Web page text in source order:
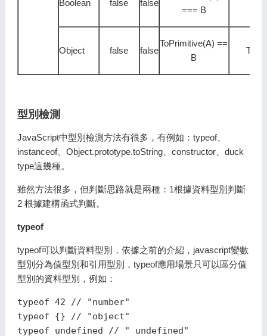
Boolean false false
=== B
Object false false
ToPrimitive(A) ==
B
型別檢測
JavaScript中型別檢測方法有很多，有例如：typeof、
instanceof、Object.prototype.toString、constructor、duck
type這幾種。
雖然方法很多，但判斷思路就是兩種：1根據資料型別判斷
2 根據建構函式判斷。
typeof
typeof可以判斷資料型別，依據之前的介紹，javascript變數
型別分為值型別和引用型別，typeof應用場景只可以區分值
型別的資料型別，例如：
typeof 42 // "number"
typeof {} // "object"